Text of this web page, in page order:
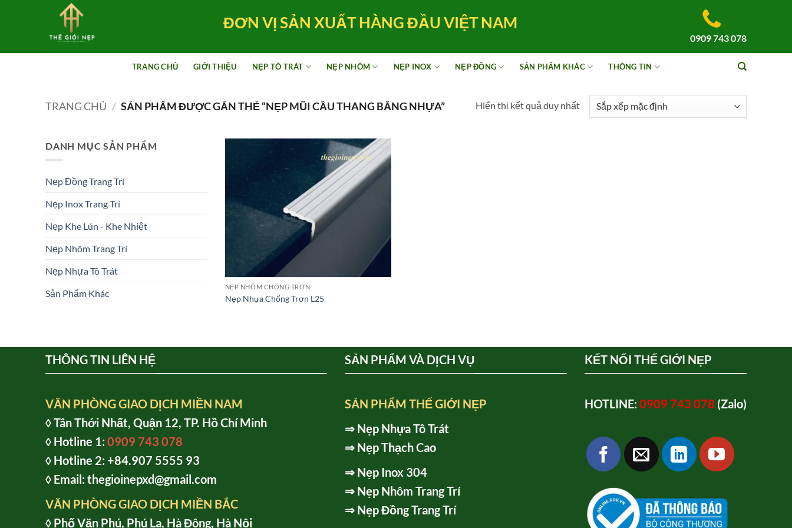
dung
ĐƠN VỊ SẢN XUẤT HÀNG ĐẦU VIỆT NAM
0909 743 078
TRANG CHỦ GIỚI THIỆU NẸP TÔ TRÁT NẸP NHÔM NẸP INOX NẸP ĐỒNG SẢN PHẨM KHÁC THÔNG TIN
TRANG CHỦ / SẢN PHẨM ĐƯỢC GẮN THẺ “NẸP MŨI CẦU THANG BẰNG NHỰA” Hiển thị kết quả duy nhất
DANH MỤC SẢN PHẨM
Nẹp Đồng Trang Trí
Nẹp Inox Trang Trí
Nẹp Khe Lún - Khe Nhiệt
Nẹp Nhôm Trang Trí
Nẹp Nhựa Tô Trát
Sản Phẩm Khác
NẸP NHÔM CHỐNG TRƠN
Nẹp Nhựa Chống Trơn L25
THÔNG TIN LIÊN HỆ
VĂN PHÒNG GIAO DỊCH MIỀN NAM
◊ Tân Thới Nhất, Quận 12, TP. Hồ Chí Minh
◊ Hotline 1: 0909 743 078
◊ Hotline 2: +84.907 5555 93
◊ Email: thegioinepxd@gmail.com
VĂN PHÒNG GIAO DỊCH MIỀN BẮC
◊ Phố Văn Phú, Phú La, Hà Đông, Hà Nội
SẢN PHẨM VÀ DỊCH VỤ
SẢN PHẨM THẾ GIỚI NẸP
⇒ Nẹp Nhựa Tô Trát
⇒ Nẹp Thạch Cao
⇒ Nẹp Inox 304
⇒ Nẹp Nhôm Trang Trí
⇒ Nẹp Đồng Trang Trí
KẾT NỐI THẾ GIỚI NẸP
HOTLINE: 0909 743 078 (Zalo)